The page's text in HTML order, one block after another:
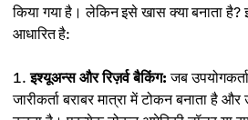
किया गया है। लेकिन इसे खास क्या बनाता है?
आधारित है:
इश्यूअन्स और रिज़र्व बैकिंग: जब
जारीकर्ता बराबर मात्रा में टोकन बनाता है और